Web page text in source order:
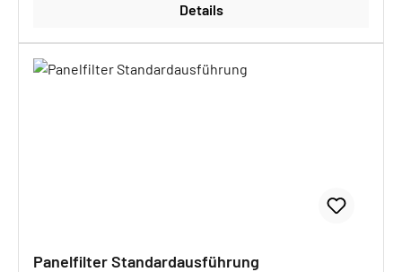
Details
Panelfilter Standardausführung